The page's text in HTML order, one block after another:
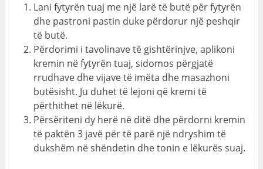
Lani fytyrën tuaj me një larë të butë për fytyrën
dhe pastroni pastin duke përdorur një peshqir
të butë.
Përdorimi i tavolinave të gishtërinjve, aplikoni
kremin në fytyrën tuaj, sidomos përgjatë
rrudhave dhe vijave të imëta dhe masazhoni
butësisht. Ju duhet të lejoni që kremi të
përthithet në lëkurë.
Përsëriteni dy herë në ditë dhe përdorni kremin
të paktën 3 javë për të parë një ndryshim të
dukshëm në shëndetin dhe tonin e lëkurës suaj.